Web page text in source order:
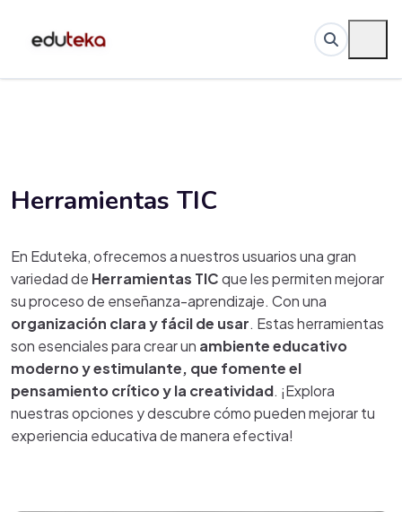
Herramientas TIC
En Eduteka, ofrecemos a nuestros usuarios una gran
variedad de Herramientas TICque les permiten mejorar
su proceso de enseñanza-aprendizaje. Con una
organización clara y fácil de usar. Estas herramientas
son esenciales para crear un ambiente educativo
moderno y estimulante, que fomente el
pensamiento crítico y la creatividad. ¡Explora
nuestras opciones y descubre cómo pueden mejorar tu
experiencia educativa de manera efectiva!